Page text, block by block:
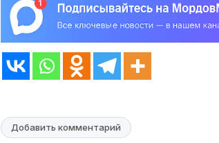
Добавить комментарий